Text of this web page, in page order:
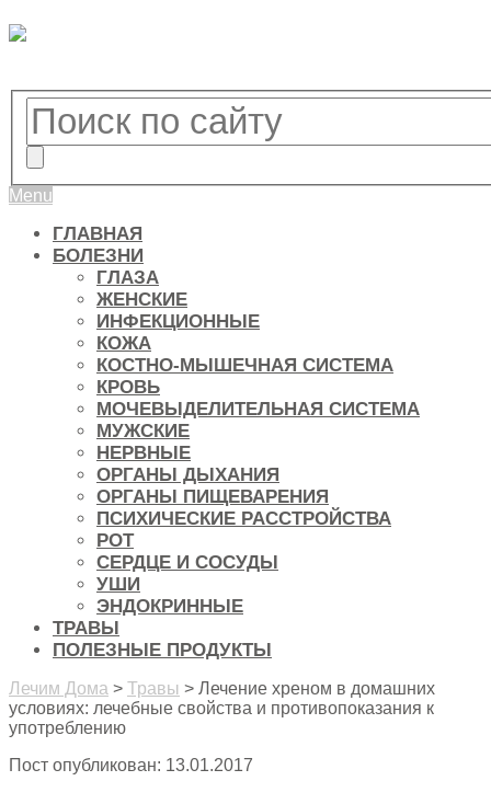
Menu
ГЛАВНАЯ
БОЛЕЗНИ
ГЛАЗА
ЖЕНСКИЕ
ИНФЕКЦИОННЫЕ
КОЖА
КОСТНО-МЫШЕЧНАЯ СИСТЕМА
КРОВЬ
МОЧЕВЫДЕЛИТЕЛЬНАЯ СИСТЕМА
МУЖСКИЕ
НЕРВНЫЕ
ОРГАНЫ ДЫХАНИЯ
ОРГАНЫ ПИЩЕВАРЕНИЯ
ПСИХИЧЕСКИЕ РАССТРОЙСТВА
РОТ
СЕРДЦЕ И СОСУДЫ
УШИ
ЭНДОКРИННЫЕ
ТРАВЫ
ПОЛЕЗНЫЕ ПРОДУКТЫ
Лечим Дома > Травы > Лечение хреном в домашних
условиях: лечебные свойства и противопоказания к
употреблению
Пост опубликован: 13.01.2017